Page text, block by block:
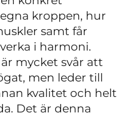
kroppen, hur
samt får
i harmoni.
mycket svår att
men leder till
kvalitet och helt
Det är denna